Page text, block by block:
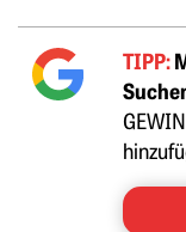
TIPP: